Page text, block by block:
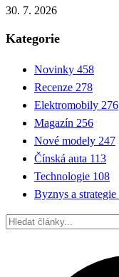
30. 7. 2026
Kategorie
Novinky 458
Recenze 278
Elektromobily 276
Magazín 256
Nové modely 247
Čínská auta 113
Technologie 108
Byznys a strategie
Hledat: